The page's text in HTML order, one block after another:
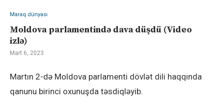
Maraq dünyası
Moldova parlamentində dava düşdü (Video
izlə)
Mart 6, 2023
Martın 2-də Moldova parlamenti dövlət dili haqqında
qanunu birinci oxunuşda təsdiqləyib.